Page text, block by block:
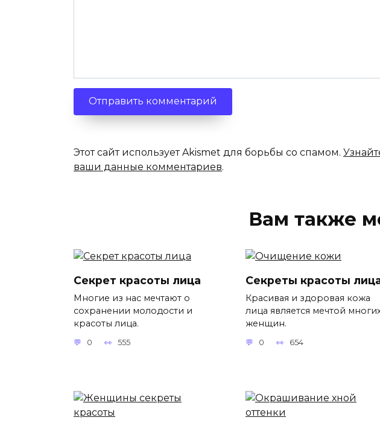
Этот сайт использует Akismet для борьбы со спамом.
ваши данные комментариев.
Вам также
Секрет красоты лица
Многие из нас мечтают о
сохранении молодости и
красоты лица.
0 555
Секреты красоты
Красивая и здоровая кожа
лица является мечтой
женщин.
0 654